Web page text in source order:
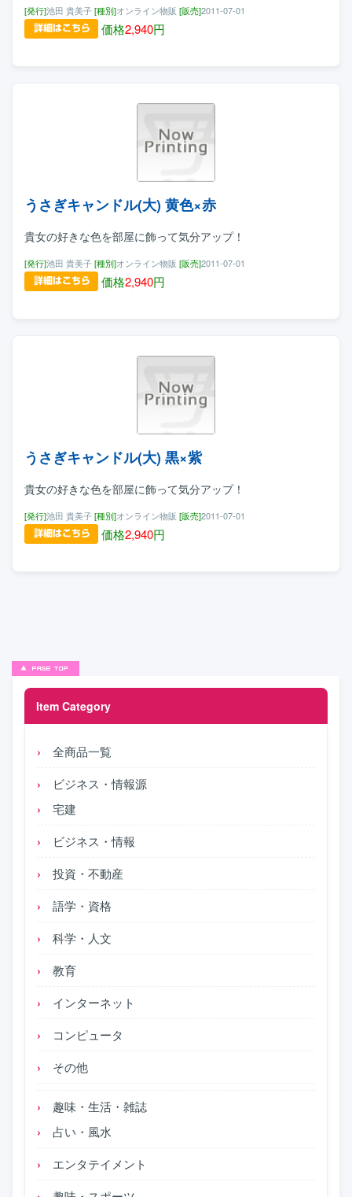
Item Category
全商品一覧
ビジネス・情報源
宅建
ビジネス・情報
投資・不動産
語学・資格
科学・人文
教育
インターネット
コンピュータ
その他
趣味・生活・雑誌
占い・風水
エンタテイメント
[発行]池田 貴美子[種別]オンライン物販 [販売]2011-07-01
価格2,940円
うさぎキャンドル(大) 黄色×赤
貴女の好きな色を部屋に飾って気分アップ！
[発行]池田 貴美子[種別]オンライン物販 [販売]2011-07-01
価格2,940円
うさぎキャンドル(大) 黒×紫
貴女の好きな色を部屋に飾って気分アップ！
[発行]池田 貴美子[種別]オンライン物販 [販売]2011-07-01
価格2,940円